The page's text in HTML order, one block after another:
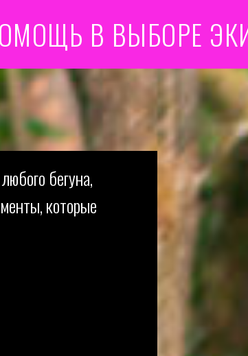
В ВЫБОРЕ
бегуна,
которые